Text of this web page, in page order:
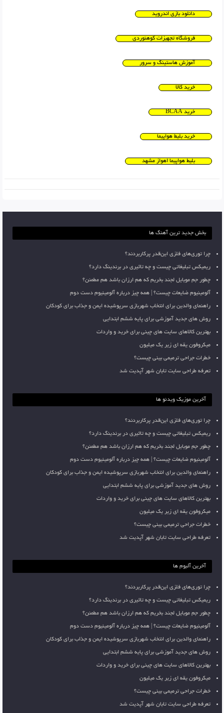
دانلود بازی اندروید
فروشگاه تجهیزات کوهنوردی
آموزش هاستینگ و سرور
خرید کالا
خرید BCAA
خرید بلیط هواپیما
بلیط هواپیما اهواز مشهد
بخش جدید ترین آهنگ ها
چرا توری‌های فلزی این‌قدر پرکاربردند؟
ریمیکس تبلیغاتی چیست و چه تاثیری در برندینگ دارد؟
چطور جم موبایل لجند بخریم که هم ارزان باشد هم مطمئن؟
آلومینیوم ضایعات چیست؟ | همه چیز درباره آلومینیوم دست دوم
راهنمای والدین برای انتخاب شهربازی سرپوشیده ایمن و جذاب برای کودکان
روش های جدید آموزشی برای پایه ششم ابتدایی
بهترین کالاهای سایت های چینی برای خرید و واردات
میکروفون یقه ای زیر یک میلیون
خطرات جراحی ترمیمی بینی چیست؟
تعرفه طراحی سایت تابان شهر آپدیت شد
آخرین موزیک ویدئو ها
چرا توری‌های فلزی این‌قدر پرکاربردند؟
ریمیکس تبلیغاتی چیست و چه تاثیری در برندینگ دارد؟
چطور جم موبایل لجند بخریم که هم ارزان باشد هم مطمئن؟
آلومینیوم ضایعات چیست؟ | همه چیز درباره آلومینیوم دست دوم
راهنمای والدین برای انتخاب شهربازی سرپوشیده ایمن و جذاب برای کودکان
روش های جدید آموزشی برای پایه ششم ابتدایی
بهترین کالاهای سایت های چینی برای خرید و واردات
میکروفون یقه ای زیر یک میلیون
خطرات جراحی ترمیمی بینی چیست؟
تعرفه طراحی سایت تابان شهر آپدیت شد
آخرین آلبوم ها
چرا توری‌های فلزی این‌قدر پرکاربردند؟
ریمیکس تبلیغاتی چیست و چه تاثیری در برندینگ دارد؟
چطور جم موبایل لجند بخریم که هم ارزان باشد هم مطمئن؟
آلومینیوم ضایعات چیست؟ | همه چیز درباره آلومینیوم دست دوم
راهنمای والدین برای انتخاب شهربازی سرپوشیده ایمن و جذاب برای کودکان
روش های جدید آموزشی برای پایه ششم ابتدایی
بهترین کالاهای سایت های چینی برای خرید و واردات
میکروفون یقه ای زیر یک میلیون
خطرات جراحی ترمیمی بینی چیست؟
تعرفه طراحی سایت تابان شهر آپدیت شد